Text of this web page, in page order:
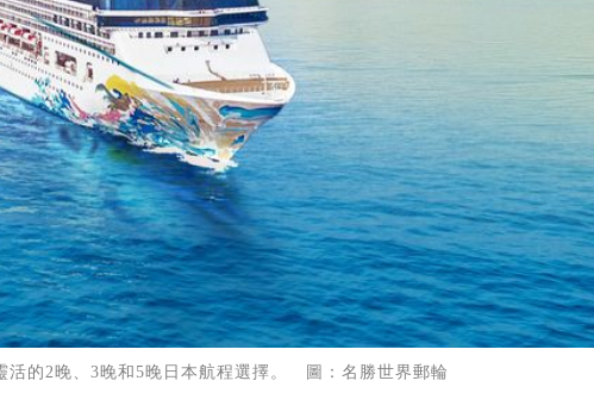
活的2晚、3晚和5晚日本航程選擇。 圖：名勝世界郵輪